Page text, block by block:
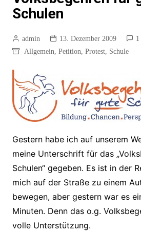
Schulen
admin 13. Dezember 2009
1
Allgemein, Petition, Protest, Schule
Gestern habe ich auf unserem
meine Unterschrift für das
Schulen“ gegeben. Es ist in der
mich auf der Straße zu einem
bewegen, aber gestern war es
Minuten. Denn das o.g.
volle Unterstützung.